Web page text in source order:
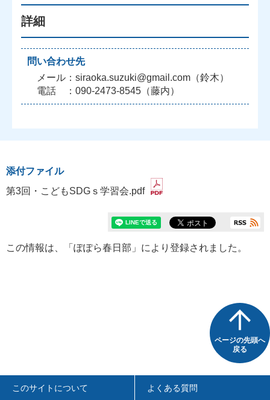
詳細
問い合わせ先
メール：siraoka.suzuki@gmail.com（鈴木）
電話 ：090-2473-8545（藤内）
添付ファイル
第3回・こどもSDGｓ学習会.pdf
この情報は、「ぽぽら春日部」により登録されました。
ページの先頭へ
戻る
このサイトについて よくある質問